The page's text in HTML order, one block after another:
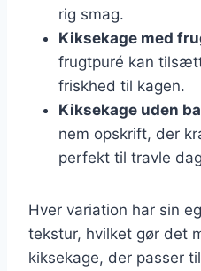
rig smag.
Kiksekage med
frugtpuré kan
friskhed til kagen.
Kiksekage uden
nem opskrift, der
perfekt til travle
Hver variation har sin
tekstur, hvilket gør det
kiksekage, der passer